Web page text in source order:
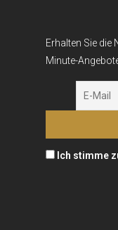
Erhalten Sie die
Minute-
Ich stimme